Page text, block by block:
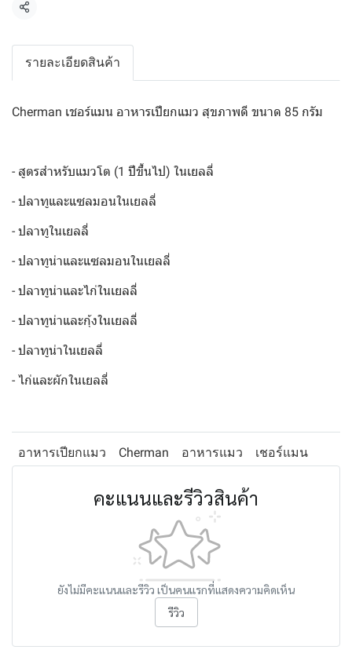
แชร์
รายละเอียดสินค้า
Cherman เชอร์แมน อาหารเปียกแมว สุขภาพดี ขนาด 85 กรัม
- สูตรสำหรับแมวโต (1 ปีขึ้นไป) ในเยลลี่
- ปลาทูและแซลมอนในเยลลี่
- ปลาทูในเยลลี่
- ปลาทูน่าและแซลมอนในเยลลี่
- ปลาทูน่าและไก่ในเยลลี่
- ปลาทูน่าและกุ้งในเยลลี่
- ปลาทูน่าในเยลลี่
- ไก่และผักในเยลลี่
อาหารเปียกแมว Cherman อาหารแมว เชอร์แมน
คะแนนและรีวิวสินค้า
ยังไม่มีคะแนนและรีวิว เป็นคนแรกที่แสดงความคิดเห็น
รีวิว